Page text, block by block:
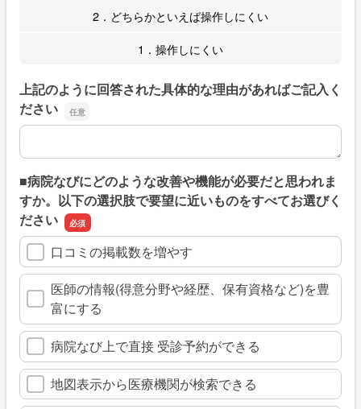
2．どちらかといえば操作しにくい
1．操作しにくい
上記のように回答された具体的な理由があればご記入く
ださい
上記のように回答された具体的な理由があればご記入くだ
■病院なびにどのような改善や機能が必要だと思われま
すか。以下の選択肢で要望に近いものをすべてお選びく
ださい
口コミの掲載数を増やす
医師の情報(得意分野や経歴、保有資格など)を豊
富にする
病院なび上で直接 受診予約ができる
地図表示から医療機関が検索できる